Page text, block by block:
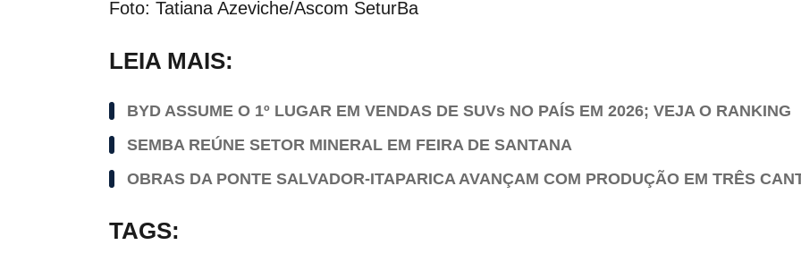
Foto: Tatiana Azeviche/Ascom SeturBa
LEIA MAIS:
BYD ASSUME O 1º LUGAR EM VENDAS DE SUVs NO PAÍS EM 2026; VEJA O RANKING
SEMBA REÚNE SETOR MINERAL EM FEIRA DE SANTANA
OBRAS DA PONTE SALVADOR-ITAPARICA AVANÇAM COM PRODUÇÃO EM TRÊS
TAGS: